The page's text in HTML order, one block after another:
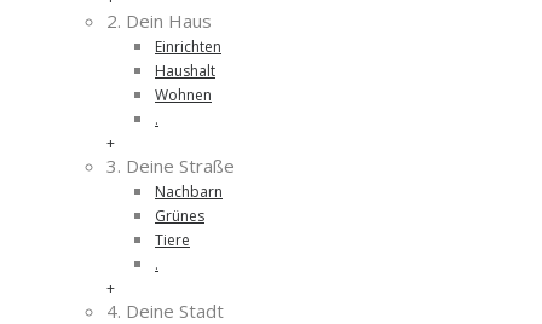
2. Dein Haus
Einrichten
Haushalt
Wohnen
.
+
3. Deine Straße
Nachbarn
Grünes
Tiere
.
+
4. Deine Stadt